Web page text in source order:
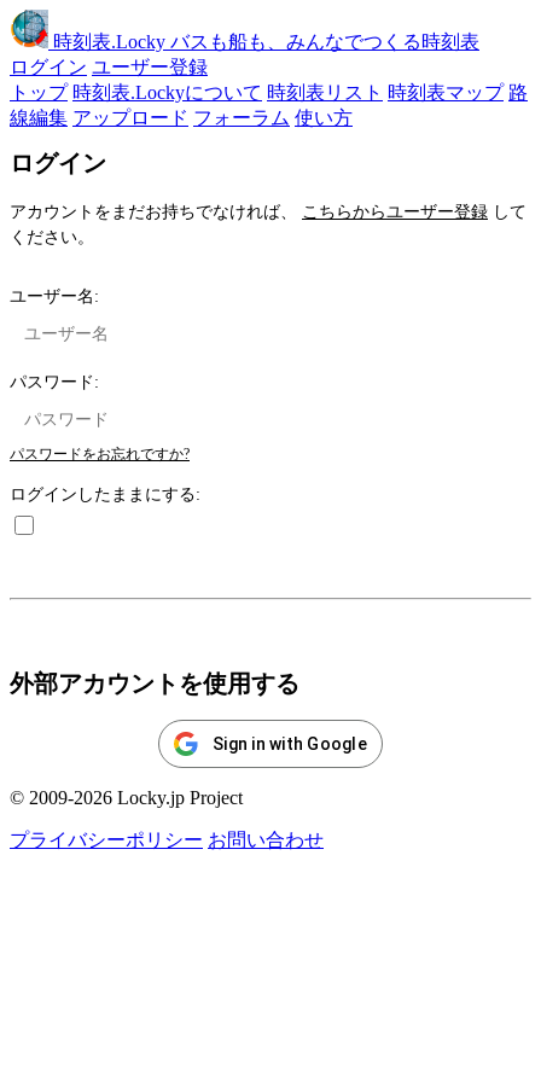
時刻表.Locky バスも船も、みんなでつくる時刻表
ログイン ユーザー登録
トップ 時刻表.Lockyについて 時刻表リスト 時刻表マップ 路
線編集 アップロード フォーラム 使い方
ログイン
アカウントをまだお持ちでなければ、 こちらからユーザー登録 して
ください。
ユーザー名:
パスワード:
パスワードをお忘れですか?
ログインしたままにする:
外部アカウントを使用する
Sign in with Google
© 2009-2026 Locky.jp Project
プライバシーポリシー お問い合わせ